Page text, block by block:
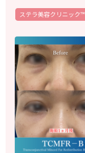
ステラ美容クリニック™︎